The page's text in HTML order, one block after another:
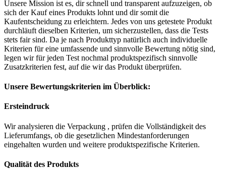
Unsere Mission ist es, dir schnell und transparent aufzuzeigen, ob
sich der Kauf eines Produkts lohnt und dir somit die
Kaufentscheidung zu erleichtern. Jedes von uns getestete Produkt
durchläuft dieselben Kriterien, um sicherzustellen, dass die Tests
stets fair sind. Da je nach Produkttyp natürlich auch individuelle
Kriterien für eine umfassende und sinnvolle Bewertung nötig sind,
legen wir für jeden Test nochmal produktspezifisch sinnvolle
Zusatzkriterien fest, auf die wir das Produkt überprüfen.
Unsere Bewertungskriterien im Überblick:
Ersteindruck
Wir analysieren die Verpackung , prüfen die Vollständigkeit des
Lieferumfangs, ob die gesetzlichen Mindestanforderungen
eingehalten wurden und weitere produktspezifische Kriterien.
Qualität des Produkts